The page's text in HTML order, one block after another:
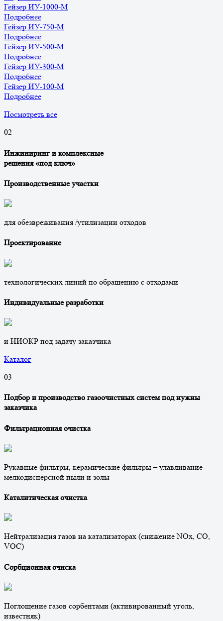
Гейзер ИУ-1000-М
Подробнее
Гейзер ИУ-750-М
Подробнее
Гейзер ИУ-500-М
Подробнее
Гейзер ИУ-300-М
Подробнее
Гейзер ИУ-100-М
Подробнее
Посмотреть все
02
Инжиниринг и комплексные
решения «под ключ»
Производственные участки
для обезвреживания /утилизации отходов
Проектирование
технологических линий по обращению с отходами
Индивидуальные разработки
и НИОКР под задачу заказчика
Каталог
03
Подбор и производство газоочистных систем под нужны
заказчика
Фильтрационная очистка
Рукавные фильтры, керамические фильтры – улавливание
мелкодисперсной пыли и золы
Каталитическая очистка
Нейтрализация газов на катализаторах (снижение NOx, CO,
VOC)
Сорбционная очиска
Поглощение газов сорбентами (активированный уголь,
известняк)